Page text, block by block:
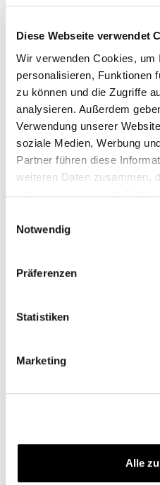
Diese Webseite verwendet
Wir verwenden Cookies, um
personalisieren, Funktionen
zu können und die Zugriffe
analysieren. Außerdem
Verwendung unserer
soziale Medien, Werbung
Partner führen diese
weiteren Daten zusammen,
Notwendig
Präferenzen
Statistiken
Marketing
Alle
COUVERCLE LATÉRAL
EN ALUMINIUM AVEC
POCHE
CB11505M
De 309,00 €*
KIT D'ENTRETIEN DU